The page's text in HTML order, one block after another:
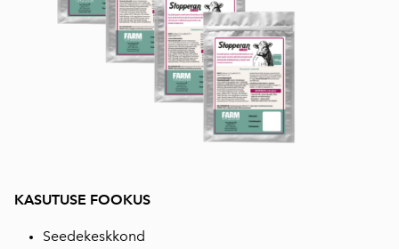
KASUTUSE FOOKUS
Seedekeskkond